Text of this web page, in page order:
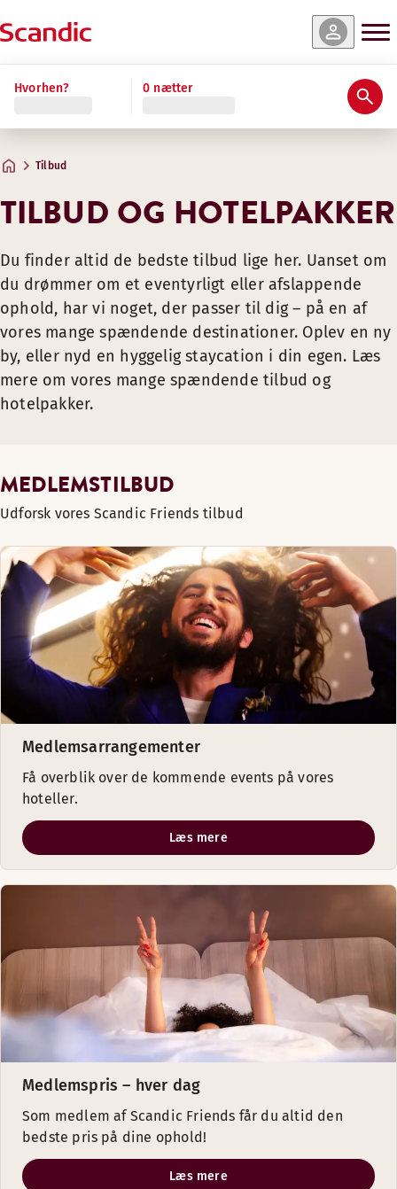
Hvorhen? 0 nætter
Tilbud
TILBUD OG HOTELPAKKER
Du finder altid de bedste tilbud lige her. Uanset om
du drømmer om et eventyrligt eller afslappende
ophold, har vi noget, der passer til dig – på en af
vores mange spændende destinationer. Oplev en ny
by, eller nyd en hyggelig staycation i din egen. Læs
mere om vores mange spændende tilbud og
hotelpakker.
MEDLEMSTILBUD
Udforsk vores Scandic Friends tilbud
Medlemsarrangementer
Få overblik over de kommende events på vores
hoteller.
Læs mere
Medlemspris – hver dag
Som medlem af Scandic Friends får du altid den
bedste pris på dine ophold!
Læs mere